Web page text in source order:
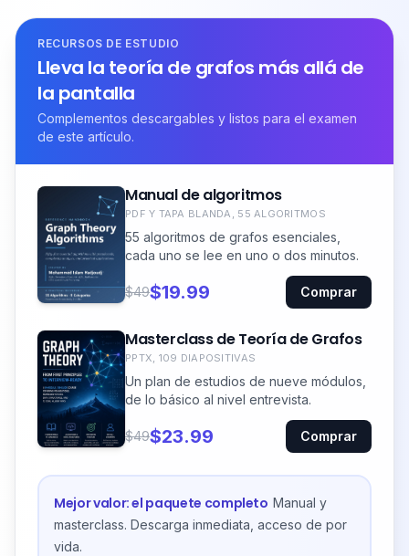
RECURSOS DE ESTUDIO
Lleva la teoría de grafos más allá de
la pantalla
Complementos descargables y listos para el examen
de este artículo.
Manual de algoritmos
PDF Y TAPA BLANDA, 55 ALGORITMOS
55 algoritmos de grafos esenciales,
cada uno se lee en uno o dos minutos.
$49$19.99 Comprar
Masterclass de Teoría de Grafos
PPTX, 109 DIAPOSITIVAS
Un plan de estudios de nueve módulos,
de lo básico al nivel entrevista.
$49$23.99 Comprar
Mejor valor: el paquete completo Manual y
masterclass. Descarga inmediata, acceso de por
vida.